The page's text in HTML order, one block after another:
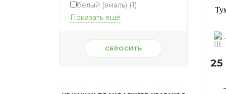
белый (эмаль) (1)
Показать ещё
СБРОСИТЬ
25